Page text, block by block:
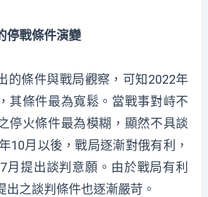
停戰條件演變
的條件與戰局觀察，可知2022年
其條件最為寬鬆。當戰事對峙不
停火條件最為模糊，顯然不具談
10月以後，戰局逐漸對俄有利，
月提出談判意願。由於戰局有利
出之談判條件也逐漸嚴苛。